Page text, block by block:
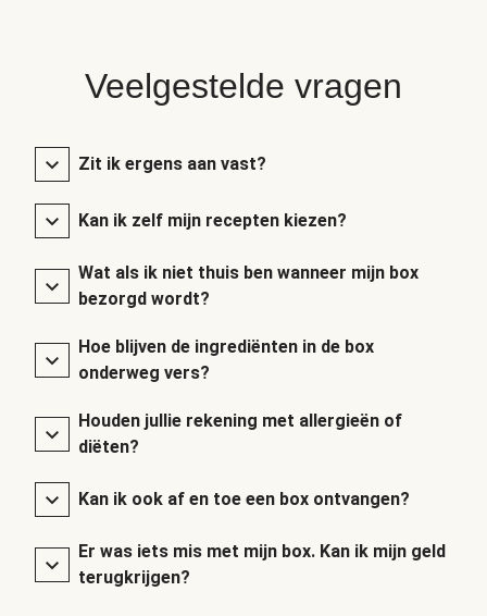
Veelgestelde vragen
Zit ik ergens aan vast?
Kan ik zelf mijn recepten kiezen?
Wat als ik niet thuis ben wanneer mijn box
bezorgd wordt?
Hoe blijven de ingrediënten in de box
onderweg vers?
Houden jullie rekening met allergieën of
diëten?
Kan ik ook af en toe een box ontvangen?
Er was iets mis met mijn box. Kan ik mijn geld
terugkrijgen?